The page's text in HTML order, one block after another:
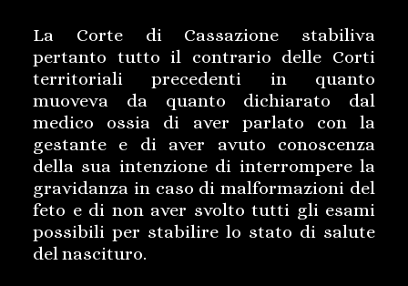
La Corte di Cassazione stabiliva
pertanto tutto il contrario delle Corti
territoriali precedenti in quanto
muoveva da quanto dichiarato dal
medico ossia di aver parlato con la
gestante e di aver avuto conoscenza
della sua intenzione di interrompere la
gravidanza in caso di malformazioni del
feto e di non aver svolto tutti gli esami
possibili per stabilire lo stato di salute
del nascituro.